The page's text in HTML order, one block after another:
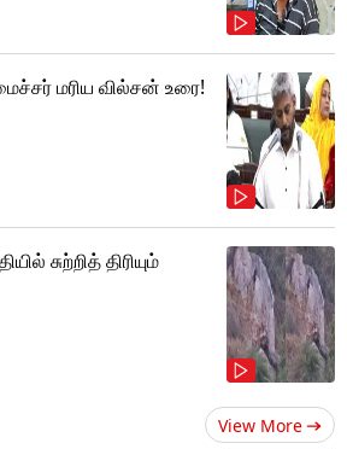
மரிய வில்சன் உரை!
சுற்றித் திரியும்
View More